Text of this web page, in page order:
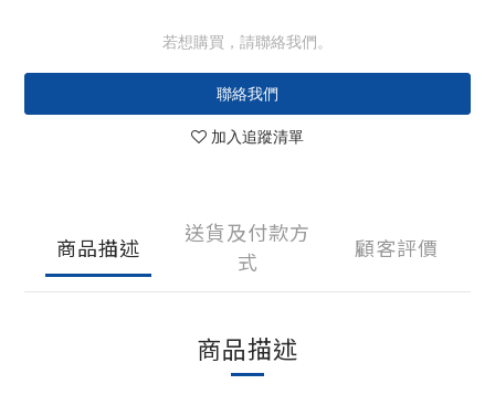
若想購買，請聯絡我們。
聯絡我們
加入追蹤清單
商品描述
送貨及付款方
式
顧客評價
商品描述